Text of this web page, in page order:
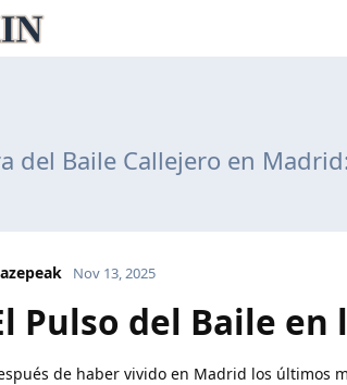
del Baile Callejero en
Nov 13, 2025
Pulso del Baile en
de haber vivido en Madrid los últimos